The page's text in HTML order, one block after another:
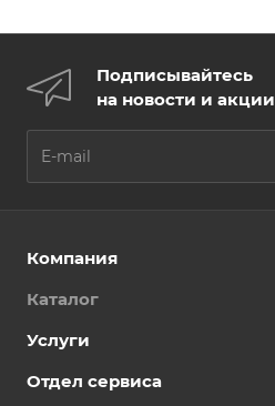
Подписывайтесь
на новости и акции
Компания
Каталог
Услуги
Отдел сервиса